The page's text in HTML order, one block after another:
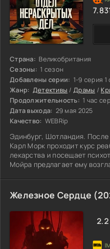
Страна: Великобритания
Сезоны: 1 сезон
Добавлены серии: 1-9 серия
Жанр: Детективы /Драмы /
Продолжительность: 1 час
Дата выхода: 29 мая 2025
Качество: WEBRip
Эдинбург, Шотландия.
Карл Морк проходит курс
лекарства и посещает
Мойра предлагает ему
может сам выбирать дела
Железное Сердце
2.2